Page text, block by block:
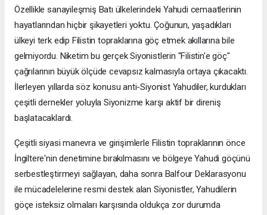
Özellikle sanayileşmiş Batı ülkelerindeki Yahudi cemaatlerinin
hayatlarından hiçbir şikayetleri yoktu. Çoğunun, yaşadıkları
ülkeyi terk edip Filistin topraklarına göç etmek akıllarına bile
gelmiyordu. Niketim bu gerçek Siyonistlerin "Filistin'e göç"
çağrılarının büyük ölçüde cevapsız kalmasıyla ortaya çıkacaktı.
İlerleyen yıllarda söz konusu anti-Siyonist Yahudiler, kurdukları
çeşitli dernekler yoluyla Siyonizme karşı aktif bir direniş
başlatacaklardı.
Çeşitli siyasi manevra ve girişimlerle Filistin topraklarının önce
İngiltere'nin denetimine bırakılmasını ve bölgeye Yahudi göçünü
serbestleştirmeyi sağlayan, daha sonra Balfour Deklarasyonu
ile mücadelelerine resmi destek alan Siyonistler, Yahudilerin
göçe isteksiz olmaları karşısında oldukça zor durumda